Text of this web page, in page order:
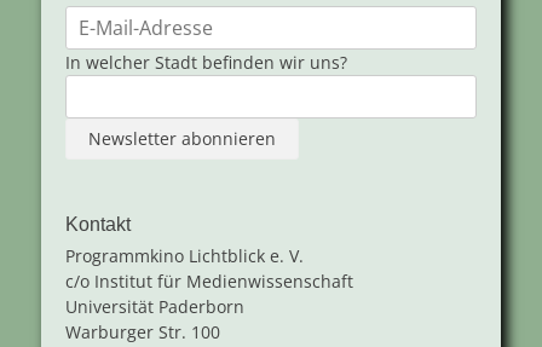
In welcher Stadt befinden wir uns?
Kontakt
Programmkino Lichtblick e. V.
c/o Institut für Medienwissenschaft
Universität Paderborn
Warburger Str. 100